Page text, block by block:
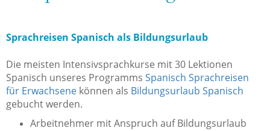
Sprachreisen Spanisch als Bildungsurlaub
Die meisten Intensivsprachkurse mit 30 Lektionen
Spanisch unseres Programms Spanisch Sprachreisen
für Erwachsene können als Bildungsurlaub Spanisch
gebucht werden.
Arbeitnehmer mit Anspruch auf Bildungsurlaub